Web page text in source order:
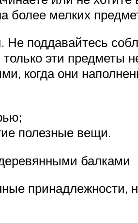
более мелких
поддавайтесь
эти предметы
когда они
полезные вещи.
балками
принадлежности,